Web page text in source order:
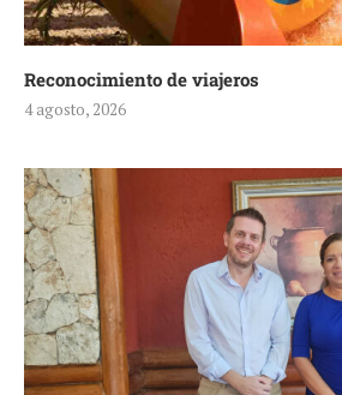
Reconocimiento de viajeros
4 agosto, 2026